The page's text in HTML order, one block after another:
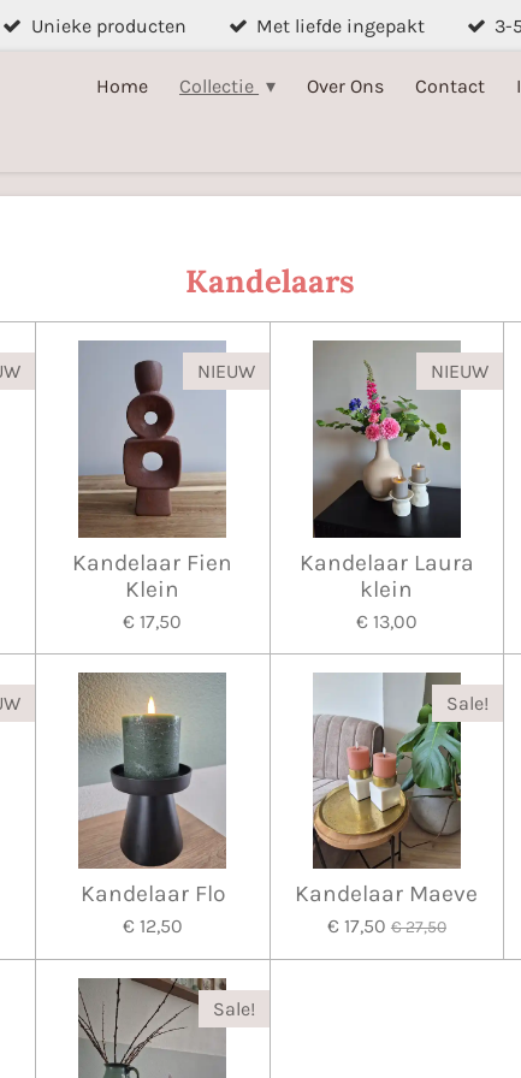
Unieke producten Met liefde ingepakt 3-
Home Collectie Over Ons Contact
Kandelaars
NIEUW
Kandelaar Fien
Klein
€ 17,50
NIEUW
Kandelaar Laura
klein
€ 13,00
Kandelaar Flo
€ 12,50
Sale!
Kandelaar Maeve
€ 17,50 € 27,50
Sale!